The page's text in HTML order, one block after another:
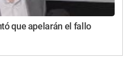
que apelarán el fallo